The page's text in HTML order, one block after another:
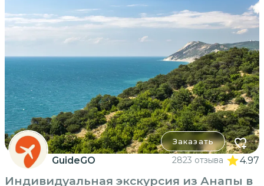
Заказать
GuideGO 2823 отзыва 4.97
Индивидуальная экскурсия из Анапы в